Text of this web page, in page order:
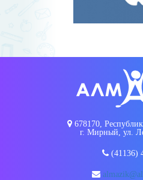
678170,
г. Мирный, ул.
(41136)